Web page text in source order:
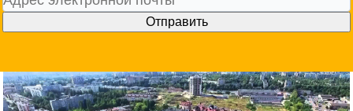
Отправить